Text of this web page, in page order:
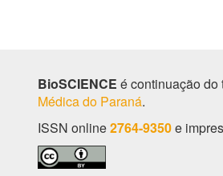
BioSCIENCE é continuação do
Médica do Paraná.
ISSN online2764-9350e